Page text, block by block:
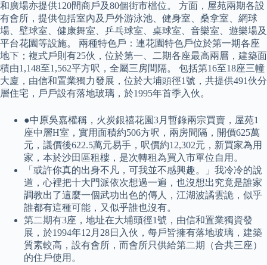
和廣場亦提供120間商戶及80個街市檔位。 方面，屋苑兩期各設
有會所，提供包括室內及戶外游泳池、健身室、桑拿室、網球
場、壁球室、健康舞室、乒乓球室、桌球室、音樂室、遊樂場及
平台花園等設施。 兩種特色戶：連花園特色戶位於第一期各座
地下；複式戶則有25伙，位於第一、二期各座最高兩層，建築面
積由1,148至1,562平方呎，全屬三房間隔。 包括第16至18座三幢
大廈，由信和置業獨力發展，位於大埔頭徑1號，共提供491伙分
層住宅，戶戶設有落地玻璃，於1995年首季入伙。
●中原吳嘉權稱，火炭銀禧花園3月暫錄兩宗買賣，屋苑1
座中層H室，實用面積約506方呎，兩房間隔，開價625萬
元，議價後622.5萬元易手，呎價約12,302元，新買家為用
家，本於沙田區租樓，是次轉租為買入市單位自用。
「或許你真的出身不凡，可我並不感興趣。」我冷冷的說
道，心裡把十大門派依次想過一遍，也沒想出究竟是誰家
調教出了這麼一個武功出色的傳人，江湖波譎雲詭，似乎
誰都有這種可能，又似乎誰也沒有。
第二期有3座，地址在大埔頭徑1號，由信和置業獨資發
展，於1994年12月28日入伙，每戶皆擁有落地玻璃，建築
質素較高，設有會所，而會所只供給第二期（合共三座）
的住戶使用。